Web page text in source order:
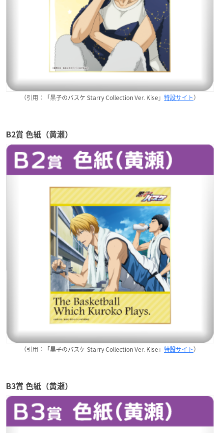
（引用：「黒子のバスケ Starry Collection Ver. Kise」 特設サイト）
B2賞 色紙（黄瀬）
（引用：「黒子のバスケ Starry Collection Ver. Kise」 特設サイト）
B3賞 色紙（黄瀬）